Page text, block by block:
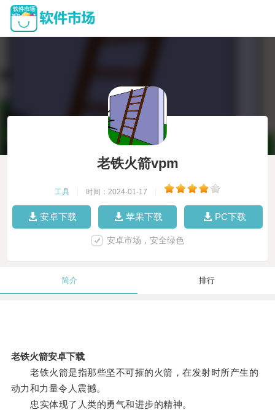
老铁火箭vpm
工具 时间：2024-01-17
安卓下载 苹果下载 PC下载
安卓市场，安全绿色
简介 排行
老铁火箭安卓下载
老铁火箭是指那些坚不可摧的火箭，在发射时所产生的
动力和力量令人震撼。
忠实体现了人类的勇气和进步的精神。